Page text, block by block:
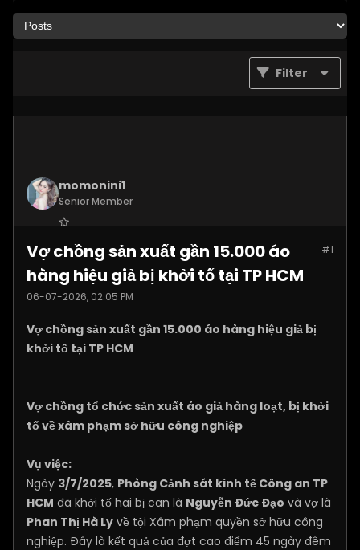
Filter
momonini1
Senior Member
Posts:5399 #1
Vợ chồng sản xuất gần 15.000 áo
hàng hiệu giả bị khởi tố tại TP HCM
06-07-2026, 02:05 PM
Vợ chồng sản xuất gần 15.000 áo hàng hiệu giả bị
khởi tố tại TP HCM
Vợ chồng tổ chức sản xuất áo giả hàng loạt, bị khởi
tố về xâm phạm sở hữu công nghiệp
Vụ việc:
Ngày 3/7/2025, Phòng Cảnh sát kinh tế Công an TP
HCM đã khởi tố hai bị can là Nguyễn Đức Đạo và vợ là
Phan Thị Hà Ly về tội Xâm phạm quyền sở hữu công
nghiệp. Đây là kết quả của đợt cao điểm 45 ngày đêm